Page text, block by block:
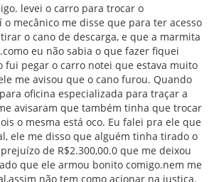
levei o carro para trocar o
mecânico me disse que para ter acesso
o cano de descarga, e que a marmita
eu não sabia o que fazer fiquei
fui pegar o carro notei que estava muito
me avisou que o cano furou. Quando
oficina especializada para traçar a
avisaram que também tinha que trocar
o mesma está oco. Eu falei pra ele que
ele me disso que alguém tinha tirado o
de R$2.300,00.0 que me deixou
que ele armou bonito comigo.nem me
não tem como acionar na justiça.